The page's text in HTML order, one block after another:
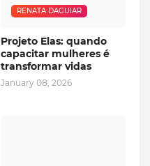
RENATA DAGUIAR
Projeto Elas: quando
capacitar mulheres é
transformar vidas
January 08, 2026